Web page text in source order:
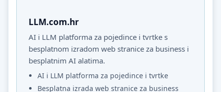
LLM.com.hr
AI i LLM platforma za pojedince i tvrtke s
besplatnom izradom web stranice za business i
besplatnim AI alatima.
AI i LLM platforma za pojedince i tvrtke
Besplatna izrada web stranice za business